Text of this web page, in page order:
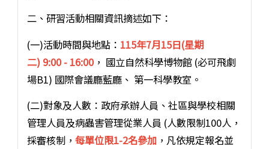
二、研習活動相關資訊摘述如下：
(一)活動時間與地點： 115年7月15日(星期
二) 9:00 - 16:00， 國立自然科學博物館 (必可飛劇
場B1) 國際會議廳藍廳、 第一科學教室。
(二)對象及人數：政府承辦人員、社區與學校相關
管理人員及病蟲害管理從業人員 (人數限制100人，
採審核制， 每單位限1-2名參加，凡依規定報名並